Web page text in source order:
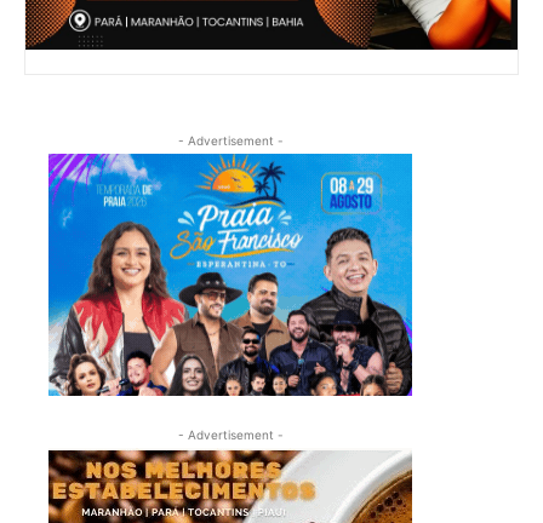
- Advertisement -
- Advertisement -